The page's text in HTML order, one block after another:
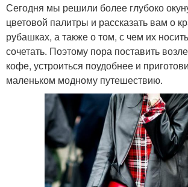
Сегодня мы решили более глубоко
цветовой палитры и рассказать вам о
рубашках, а также о том, с чем их
сочетать. Поэтому пора поставить
кофе, устроиться поудобнее и
маленьком модному путешествию.